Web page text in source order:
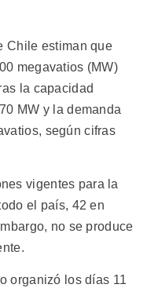
Chile estiman que
megavatios (MW)
la capacidad
MW y la demanda
según cifras
vigentes para la
el país, 42 en
no se produce
organizó los días 11